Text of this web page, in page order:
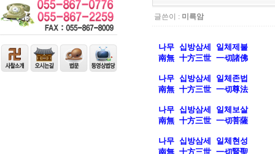
글쓴이 : 미륵암
나무 십방삼세 일체제불
南無 十方三世 一切諸佛
나무 십방삼세 일체존법
南無 十方三世 一切尊法
나무 십방삼세 일체보살
南無 十方三世 一切菩薩
나무 십방삼세 일체현성
南無 十方三世 一切賢聖